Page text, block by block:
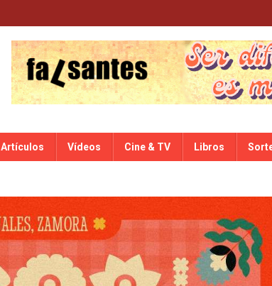
Artículos Vídeos Cine & TV Libros